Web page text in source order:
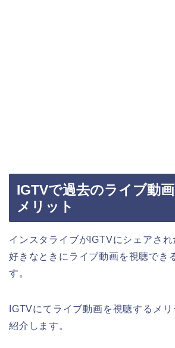
IGTVで過去のライブ動
メリット
インスタライブがIGTVにシェアさ
好きなときにライブ動画を視聴でき
す。
IGTVにてライブ動画を視聴するメ
紹介します。